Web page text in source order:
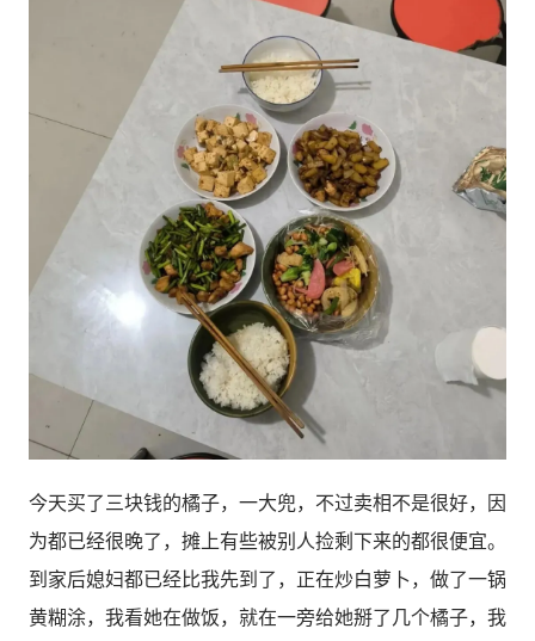
今天买了三块钱的橘子，一大兜，不过卖相不是很好，因
为都已经很晚了，摊上有些被别人捡剩下来的都很便宜。
到家后媳妇都已经比我先到了，正在炒白萝卜，做了一锅
黄糊涂，我看她在做饭，就在一旁给她掰了几个橘子，我